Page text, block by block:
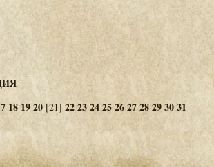
181920 [21] 22232425262728293031